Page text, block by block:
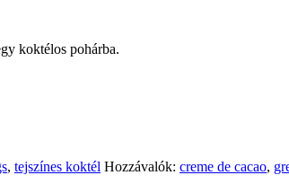
koktélos pohárba.
, tejszínes koktél Hozzávalók: creme de cacao,